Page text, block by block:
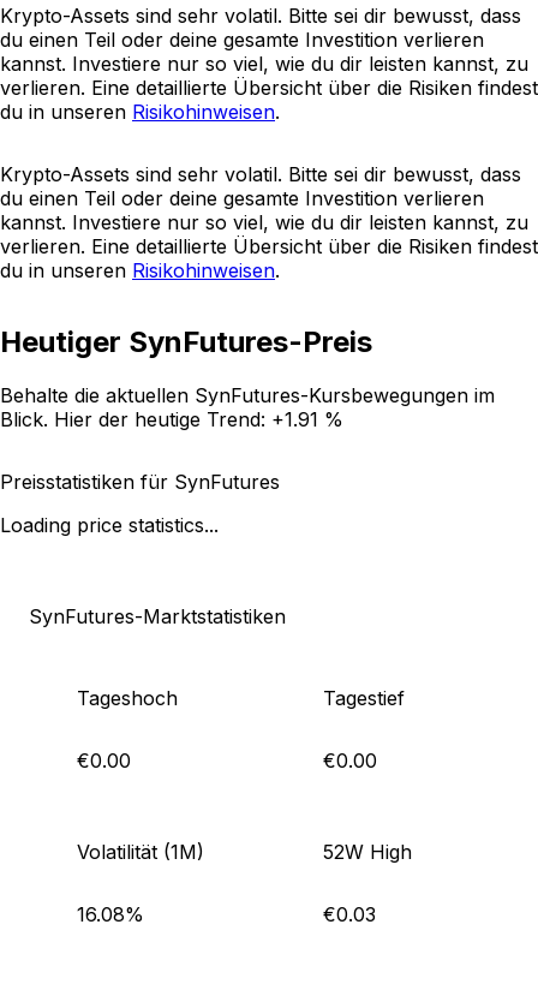
Krypto-Assets sind sehr volatil. Bitte sei dir bewusst, dass
du einen Teil oder deine gesamte Investition verlieren
kannst. Investiere nur so viel, wie du dir leisten kannst, zu
verlieren. Eine detaillierte Übersicht über die Risiken findest
du in unseren Risikohinweisen.
Krypto-Assets sind sehr volatil. Bitte sei dir bewusst, dass
du einen Teil oder deine gesamte Investition verlieren
kannst. Investiere nur so viel, wie du dir leisten kannst, zu
verlieren. Eine detaillierte Übersicht über die Risiken findest
du in unseren Risikohinweisen.
Heutiger SynFutures-Preis
Behalte die aktuellen SynFutures-Kursbewegungen im
Blick. Hier der heutige Trend: +1.91 %
Preisstatistiken für SynFutures
Loading price statistics...
SynFutures-Marktstatistiken
Tageshoch
€0.00
Tagestief
€0.00
Volatilität (1M)
16.08%
52W High
€0.03